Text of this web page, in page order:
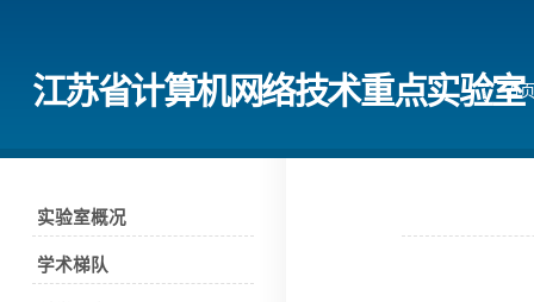
江苏省计算机网络技术重点实验室
首页
实验室概况
学术梯队